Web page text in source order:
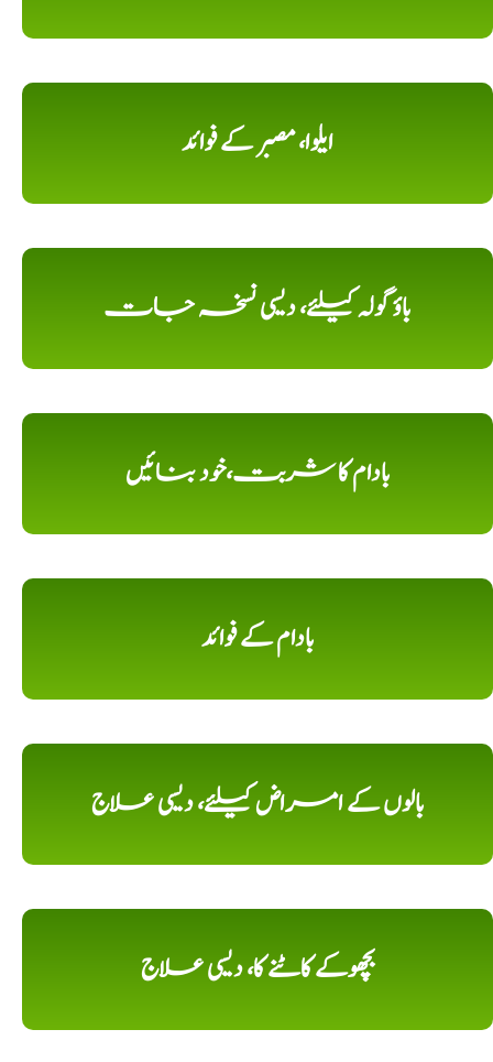
ایلوا، مصبر کے فوائد
باؤ گولہ کیلئے، دیسی نسخہ جات
بادام کا شربت،خود بنائیں
بادام کے فوائد
بالوں کے امراض کیلئے، دیسی علاج
بچھوکے کاٹنے کا، دیسی علاج